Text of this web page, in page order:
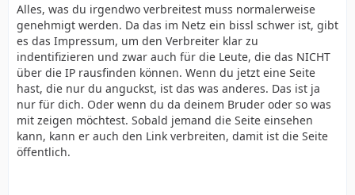
Alles, was du irgendwo verbreitest muss normalerweise
genehmigt werden. Da das im Netz ein bissl schwer ist, gibt
es das Impressum, um den Verbreiter klar zu
indentifizieren und zwar auch für die Leute, die das NICHT
über die IP rausfinden können. Wenn du jetzt eine Seite
hast, die nur du anguckst, ist das was anderes. Das ist ja
nur für dich. Oder wenn du da deinem Bruder oder so was
mit zeigen möchtest. Sobald jemand die Seite einsehen
kann, kann er auch den Link verbreiten, damit ist die Seite
öffentlich.